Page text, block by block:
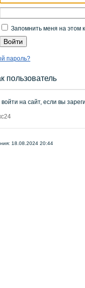
Запомнить меня на этом
пароль?
пользователь
на сайт, если вы
18.08.2024 20:44